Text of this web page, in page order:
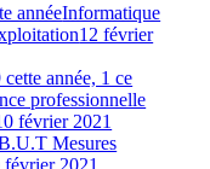
annéeInformatique
12 février
année, 1 ce
professionnelle
février 2021
Mesures
février 2021